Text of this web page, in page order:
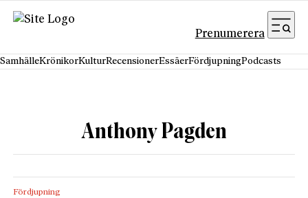
Hoppa till innehåll
Prenumerera
SamhälleKrönikorKulturRecensionerEssäerFördjupningPodcasts
Anthony Pagden
Fördjupning